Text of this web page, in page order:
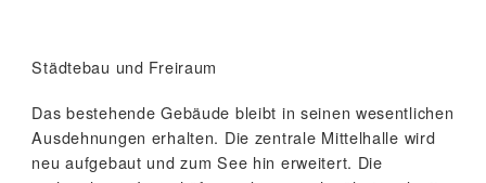
Städtebau und Freiraum
Das bestehende Gebäude bleibt in seinen wesentlichen
Ausdehnungen erhalten. Die zentrale Mittelhalle wird
neu aufgebaut und zum See hin erweitert. Die